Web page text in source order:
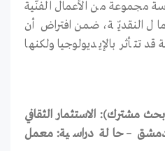
مجموعة من الأعمال الفنّية
النقديّة، ضمن افتراض أن
قد تتأثر بالإيديولوجيا ولكنها
مشترك): الاستثمار الثقافي
دمشق – حالة دراسية: معمل